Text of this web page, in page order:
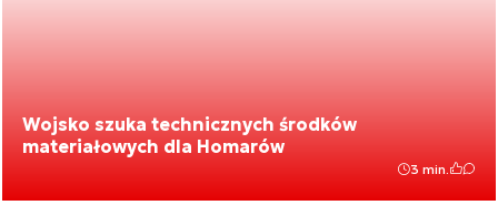
Wojsko szuka technicznych środków
materiałowych dla Homarów
3 min.